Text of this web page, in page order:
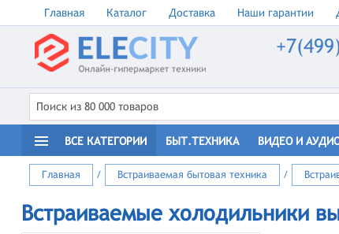
Главная Каталог Доставка Наши гарантии
ВСЕ КАТЕГОРИИ БЫТ.ТЕХНИКА ВИДЕО И
Главная / Встраиваемая бытовая техника /
Встраиваемые холодильники